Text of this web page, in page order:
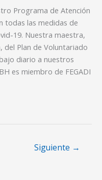
Programa de Atención
todas las medidas de
19. Nuestra maestra,
del Plan de Voluntariado
diario a nuestros
es miembro de FEGADI
Siguiente →